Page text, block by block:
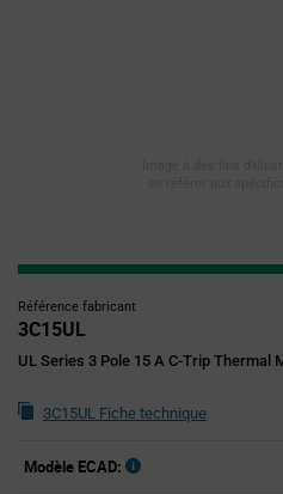
Référence fabricant
3C15UL
UL Series 3 Pole 15 A C-Trip
3C15UL Fiche technique
Modèle ECAD: